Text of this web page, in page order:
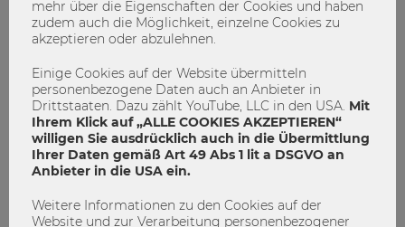
Forschungsarbeit. Junge Frauen im akademischen Bereich
sollten daher darauf achten, im Vergleich zu ihren jungen
Kollegen nicht zu viel Zeit in Gremien zu verbringen.
Welche Empfehlungen möchten Sie gerne an junge
Frauen, die am Beginn ihres Berufslebens in der
Wissenschaft oder in der Wirtschaft stehen,
weitergeben?
„typisch weiblichen Tugenden“ arbeiten statt an ihrem
beruflichen Fortkommen. Frauen sollen daher
mehr über die Eigenschaften der Cookies und haben
zudem auch die Möglichkeit, einzelne Cookies zu
akzeptieren oder abzulehnen.
Einige Cookies auf der Website übermitteln
personenbezogene Daten auch an Anbieter in
Drittstaaten. Dazu zählt YouTube, LLC in den USA. Mit
Ihrem Klick auf „ALLE COOKIES AKZEPTIEREN“
willigen Sie ausdrücklich auch in die Übermittlung
Ihrer Daten gemäß Art 49 Abs 1 lit a DSGVO an
Anbieter in die USA ein.
Weitere Informationen zu den Cookies auf der
Website und zur Verarbeitung personenbezogener